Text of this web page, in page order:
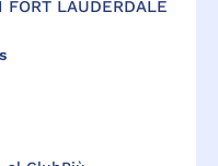
LAUDERDALE